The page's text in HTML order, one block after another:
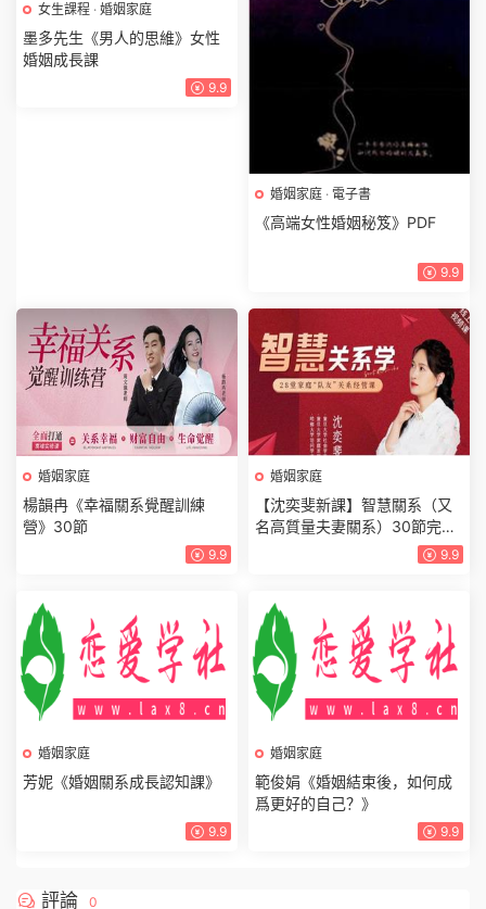
女生課程 · 婚姻家庭
墨多先生《男人的思維》女性
婚姻成長課
9.9
婚姻家庭 · 電子書
《高端女性婚姻秘笈》PDF
9.9
婚姻家庭
楊韻冉《幸福關系覺醒訓練
營》30節
9.9
婚姻家庭
【沈奕斐新課】智慧關系（又
名高質量夫妻關系）30節完整
9.9
婚姻家庭
芳妮《婚姻關系成長認知課》 婚姻家庭
範俊娟《婚姻結束後，如何成
爲更好的自己？》
9.9